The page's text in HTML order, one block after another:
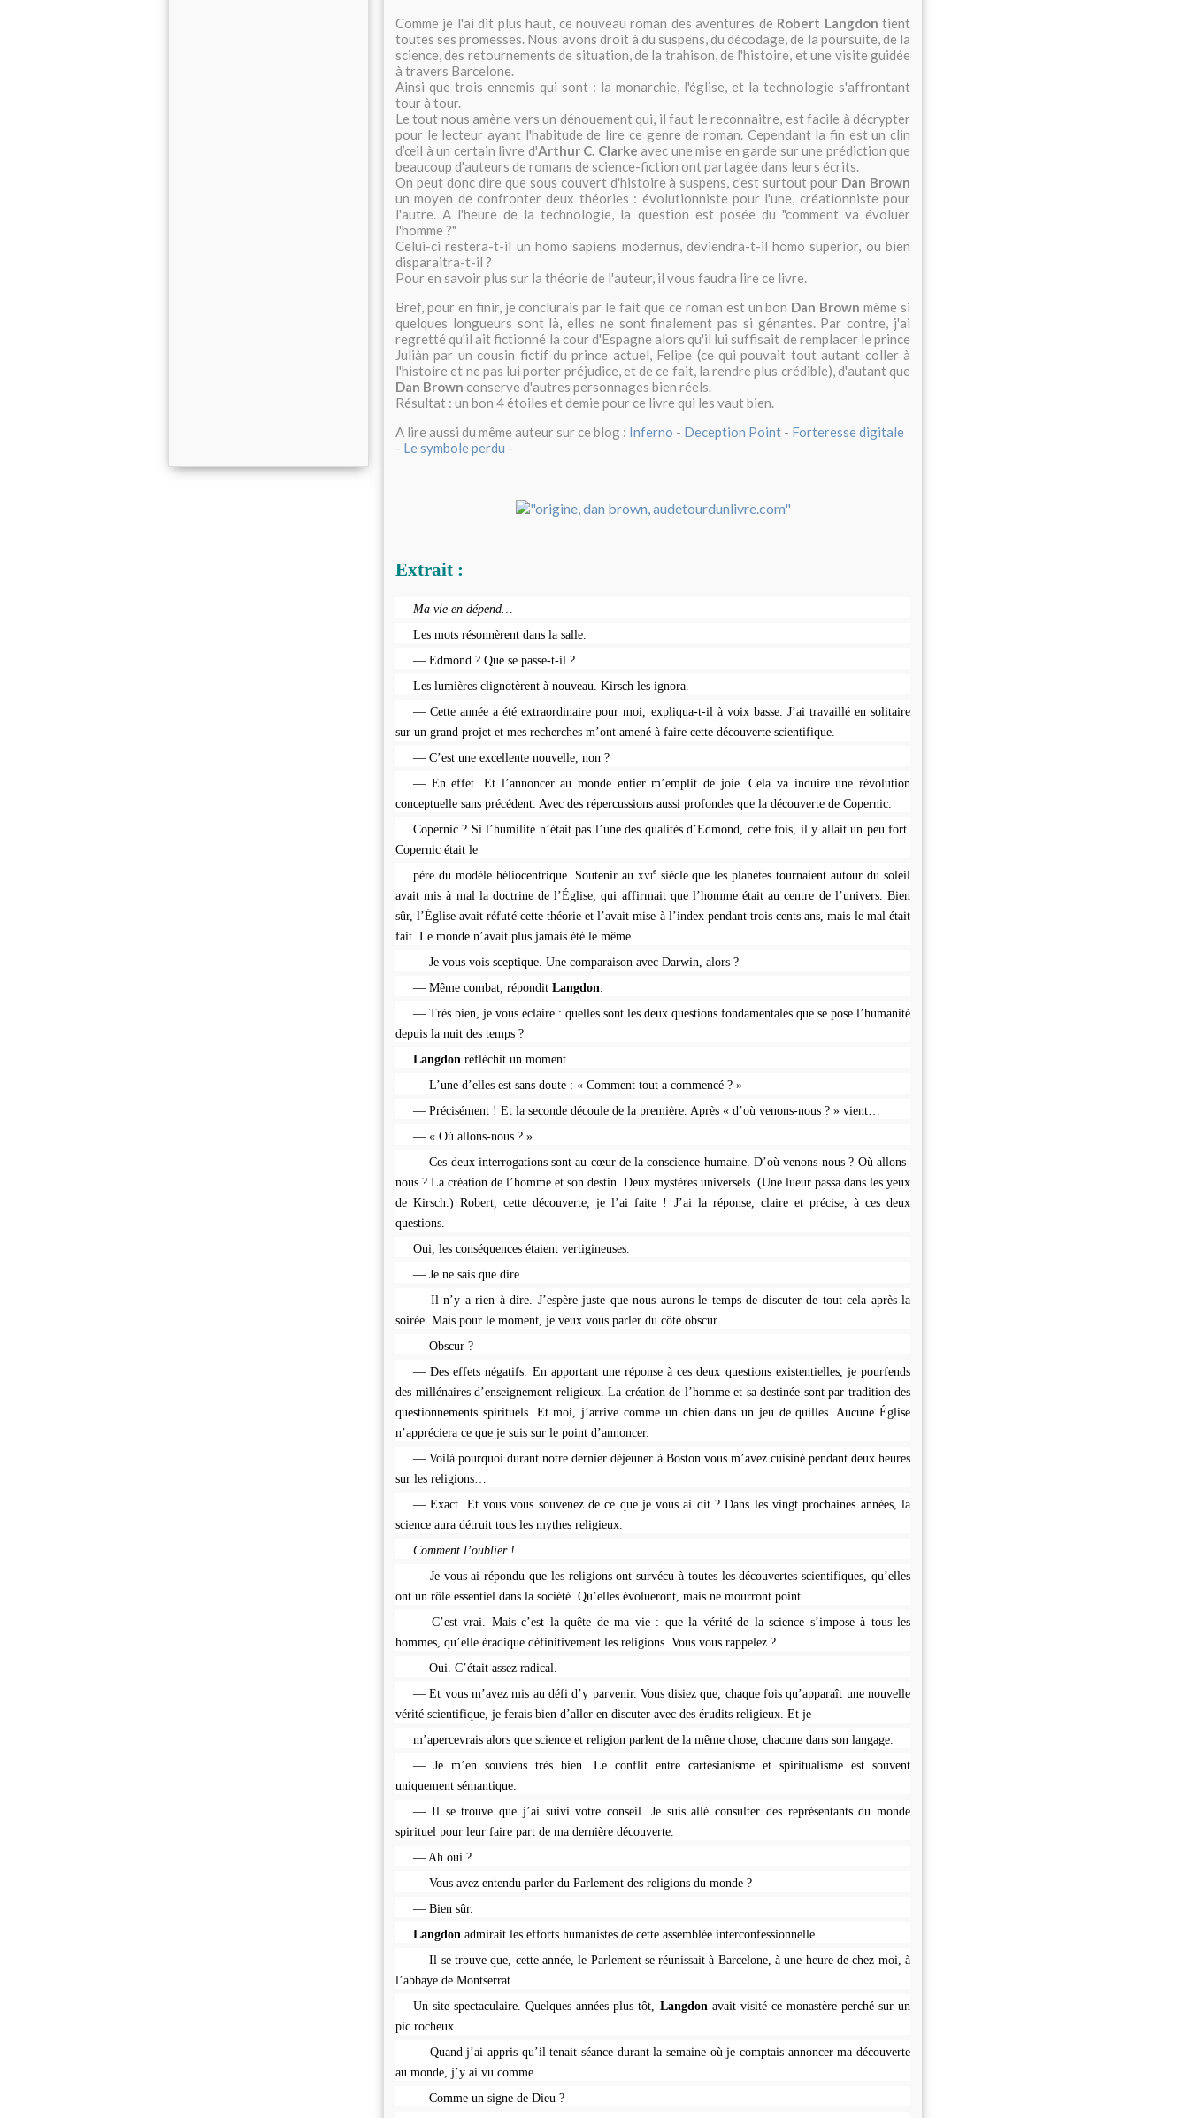
Comme je l'ai dit plus haut, ce nouveau roman des aventures de Robert Langdon tient
toutes ses promesses. Nous avons droit à du suspens, du décodage, de la poursuite, de la
science, des retournements de situation, de la trahison, de l'histoire, et une visite guidée
à travers Barcelone.
Ainsi que trois ennemis qui sont : la monarchie, l'église, et la technologie s'affrontant
tour à tour.
Le tout nous amène vers un dénouement qui, il faut le reconnaitre, est facile à décrypter
pour le lecteur ayant l'habitude de lire ce genre de roman. Cependant la fin est un clin
d’œil à un certain livre d'Arthur C. Clarke avec une mise en garde sur une prédiction que
beaucoup d'auteurs de romans de science-fiction ont partagée dans leurs écrits.
On peut donc dire que sous couvert d'histoire à suspens, c'est surtout pour Dan Brown
un moyen de confronter deux théories : évolutionniste pour l'une, créationniste pour
l'autre. A l'heure de la technologie, la question est posée du "comment va évoluer
l'homme ?"
Celui-ci restera-t-il un homo sapiens modernus, deviendra-t-il homo superior, ou bien
disparaitra-t-il ?
Pour en savoir plus sur la théorie de l'auteur, il vous faudra lire ce livre.
Bref, pour en finir, je conclurais par le fait que ce roman est un bon Dan Brown même si
quelques longueurs sont là, elles ne sont finalement pas si gênantes. Par contre, j'ai
regretté qu'il ait fictionné la cour d'Espagne alors qu'il lui suffisait de remplacer le prince
Juliàn par un cousin fictif du prince actuel, Felipe (ce qui pouvait tout autant coller à
l'histoire et ne pas lui porter préjudice, et de ce fait, la rendre plus crédible), d'autant que
Dan Brown conserve d'autres personnages bien réels.
Résultat : un bon 4 étoiles et demie pour ce livre qui les vaut bien.
A lire aussi du même auteur sur ce blog : Inferno - Deception Point - Forteresse digitale
- Le symbole perdu -
Extrait :
Ma vie en dépend…
Les mots résonnèrent dans la salle.
— Edmond ? Que se passe-t-il ?
Les lumières clignotèrent à nouveau. Kirsch les ignora.
— Cette année a été extraordinaire pour moi, expliqua-t-il à voix basse. J’ai travaillé en solitaire
sur un grand projet et mes recherches m’ont amené à faire cette découverte scientifique.
— C’est une excellente nouvelle, non ?
— En effet. Et l’annoncer au monde entier m’emplit de joie. Cela va induire une révolution
conceptuelle sans précédent. Avec des répercussions aussi profondes que la découverte de Copernic.
Copernic ? Si l’humilité n’était pas l’une des qualités d’Edmond, cette fois, il y allait un peu fort.
Copernic était le
père du modèle héliocentrique. Soutenir au XVI
esiècle que les planètes tournaient autour du soleil
avait mis à mal la doctrine de l’Église, qui affirmait que l’homme était au centre de l’univers. Bien
sûr, l’Église avait réfuté cette théorie et l’avait mise à l’index pendant trois cents ans, mais le mal était
fait. Le monde n’avait plus jamais été le même.
— Je vous vois sceptique. Une comparaison avec Darwin, alors ?
— Même combat, répondit Langdon
— Très bien, je vous éclaire : quelles sont les deux questions fondamentales que se pose l’humanité
depuis la nuit des temps ?
Langdon réfléchit un moment.
— L’une d’elles est sans doute : « Comment tout a commencé ? »
— Précisément ! Et la seconde découle de la première. Après « d’où venons-nous ? » vient…
— « Où allons-nous ? »
— Ces deux interrogations sont au cœur de la conscience humaine. D’où venons-nous ? Où allons-
nous ? La création de l’homme et son destin. Deux mystères universels. (Une lueur passa dans les yeux
de Kirsch.) Robert, cette découverte, je l’ai faite ! J’ai la réponse, claire et précise, à ces deux
questions.
Oui, les conséquences étaient vertigineuses.
— Je ne sais que dire…
— Il n’y a rien à dire. J’espère juste que nous aurons le temps de discuter de tout cela après la
soirée. Mais pour le moment, je veux vous parler du côté obscur…
— Obscur ?
— Des effets négatifs. En apportant une réponse à ces deux questions existentielles, je pourfends
des millénaires d’enseignement religieux. La création de l’homme et sa destinée sont par tradition des
questionnements spirituels. Et moi, j’arrive comme un chien dans un jeu de quilles. Aucune Église
n’appréciera ce que je suis sur le point d’annoncer.
— Voilà pourquoi durant notre dernier déjeuner à Boston vous m’avez cuisiné pendant deux heures
sur les religions…
— Exact. Et vous vous souvenez de ce que je vous ai dit ? Dans les vingt prochaines années, la
science aura détruit tous les mythes religieux.
Comment l’oublier !
— Je vous ai répondu que les religions ont survécu à toutes les découvertes scientifiques, qu’elles
ont un rôle essentiel dans la société. Qu’elles évolueront, mais ne mourront point.
— C’est vrai. Mais c’est la quête de ma vie : que la vérité de la science s’impose à tous les
hommes, qu’elle éradique définitivement les religions. Vous vous rappelez ?
— Oui. C’était assez radical.
— Et vous m’avez mis au défi d’y parvenir. Vous disiez que, chaque fois qu’apparaît une nouvelle
vérité scientifique, je ferais bien d’aller en discuter avec des érudits religieux. Et je
m’apercevrais alors que science et religion parlent de la même chose, chacune dans son langage.
— Je m’en souviens très bien. Le conflit entre cartésianisme et spiritualisme est souvent
uniquement sémantique.
— Il se trouve que j’ai suivi votre conseil. Je suis allé consulter des représentants du monde
spirituel pour leur faire part de ma dernière découverte.
— Ah oui ?
— Vous avez entendu parler du Parlement des religions du monde ?
— Bien sûr.
Langdon admirait les efforts humanistes de cette assemblée interconfessionnelle.
— Il se trouve que, cette année, le Parlement se réunissait à Barcelone, à une heure de chez moi, à
l’abbaye de Montserrat.
Un site spectaculaire. Quelques années plus tôt, Langdon avait visité ce monastère perché sur un
pic rocheux.
— Quand j’ai appris qu’il tenait séance durant la semaine où je comptais annoncer ma découverte
au monde, j’y ai vu comme…
— Comme un signe de Dieu ?